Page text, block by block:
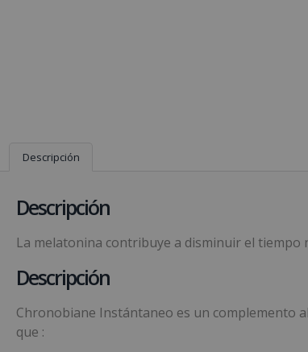
Descripción
Descripción
La melatonina contribuye a disminuir el tiempo
Descripción
Chronobiane Instántaneo es un complemento
que :